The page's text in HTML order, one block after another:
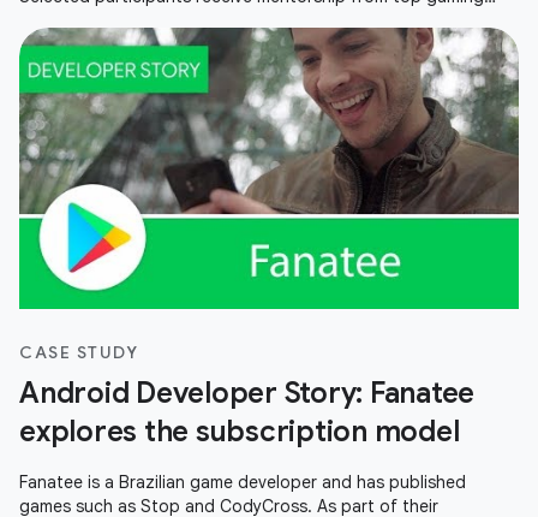
Singapore, Google hardware, exclusive event invites and more.
CASE STUDY
Android Developer Story: Fanatee
explores the subscription model
Fanatee is a Brazilian game developer and has published
games such as Stop and CodyCross. As part of their